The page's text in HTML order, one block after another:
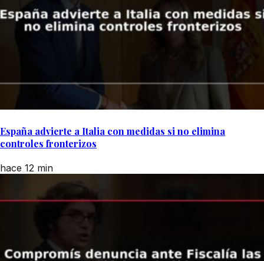
España advierte a Italia con medidas si no elimina
controles fronterizos
hace 12 min